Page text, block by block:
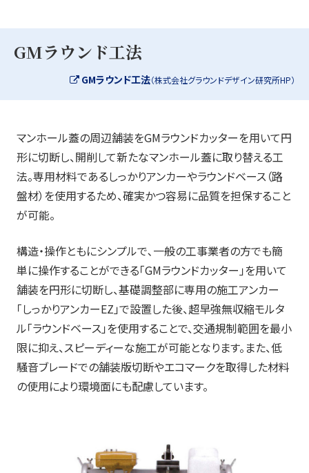
GMラウンド工法
GMラウンド工法（株式会社グラウンドデザイン研究所HP）
マンホール蓋の周辺舗装をGMラウンドカッターを用いて円
形に切断し、開削して新たなマンホール蓋に取り替える工
法。専用材料であるしっかりアンカーやラウンドベース（路
盤材）を使用するため、確実かつ容易に品質を担保すること
が可能。
構造・操作ともにシンプルで､一般の工事業者の方でも簡
単に操作することができる「GMラウンドカッター」を用いて
舗装を円形に切断し、基礎調整部に専用の施工アンカー
「しっかりアンカーEZ」で設置した後、超早強無収縮モルタ
ル「ラウンドベース」を使用することで、交通規制範囲を最小
限に抑え、スピーディーな施工が可能となります。また、低
騒音ブレードでの舗装版切断やエコマークを取得した材料
の使用により環境面にも配慮しています。